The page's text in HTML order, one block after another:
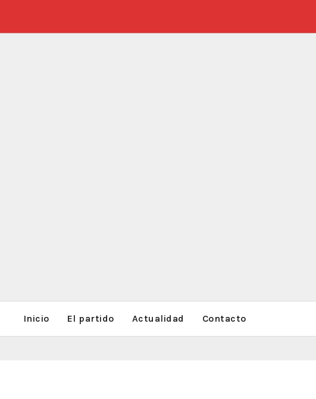
Inicio El partido Actualidad Contacto